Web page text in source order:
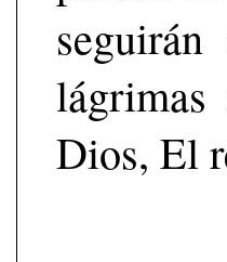
Dios, El